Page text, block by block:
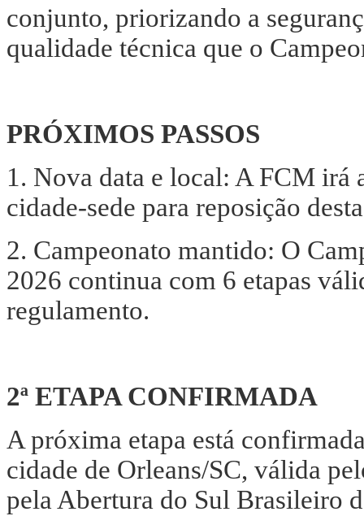
conjunto, priorizando a
qualidade técnica que o
PRÓXIMOS PASSOS
1. Nova data e local: A FCM irá
cidade-sede para reposição
2. Campeonato mantido: O
2026 continua com 6 etapas
regulamento.
2ª ETAPA CONFIRMADA
A próxima etapa está
cidade de Orleans/SC, válida
pela Abertura do Sul Brasileiro